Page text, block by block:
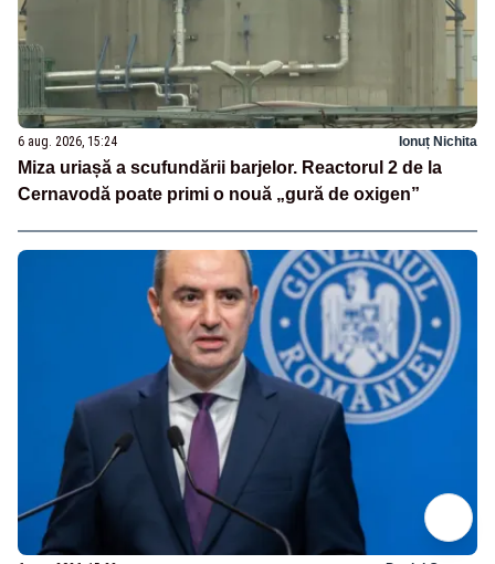
6 aug. 2026, 15:24 Ionuț Nichita
Miza uriașă a scufundării barjelor. Reactorul 2 de la
Cernavodă poate primi o nouă „gură de oxigen”